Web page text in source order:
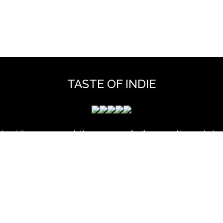
TASTE OF INDIE
que vous y jetiez un coup d'oeil pour y découvrir